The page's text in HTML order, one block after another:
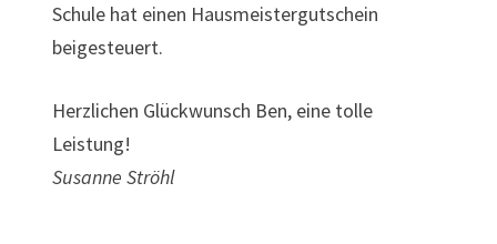
Schule hat einen Hausmeistergutschein
beigesteuert.
Herzlichen Glückwunsch Ben, eine tolle
Leistung!
Susanne Ströhl